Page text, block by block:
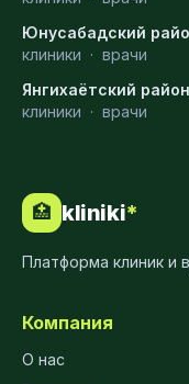
Юнусабадский
клиники · врачи
Янгихаётский район
клиники · врачи
🏥 kliniki*
Платформа клиник и
Компания
О нас